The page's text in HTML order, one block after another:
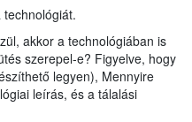
akkor a technológiában is
szerepel-e? Figyelve, hogy
legyen), Mennyire
leírás, és a tálalási